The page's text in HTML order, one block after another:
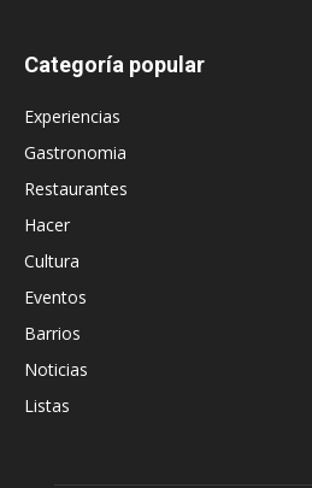
Categoría popular
Experiencias
Gastronomia
Restaurantes
Hacer
Cultura
Eventos
Barrios
Noticias
Listas